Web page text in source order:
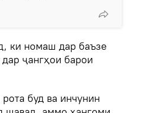
ки номаш дар баъзе
ҷангҳои барои
буд ва инчунин